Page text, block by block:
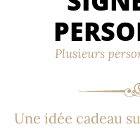
Plusieurs
Une idée cadeau